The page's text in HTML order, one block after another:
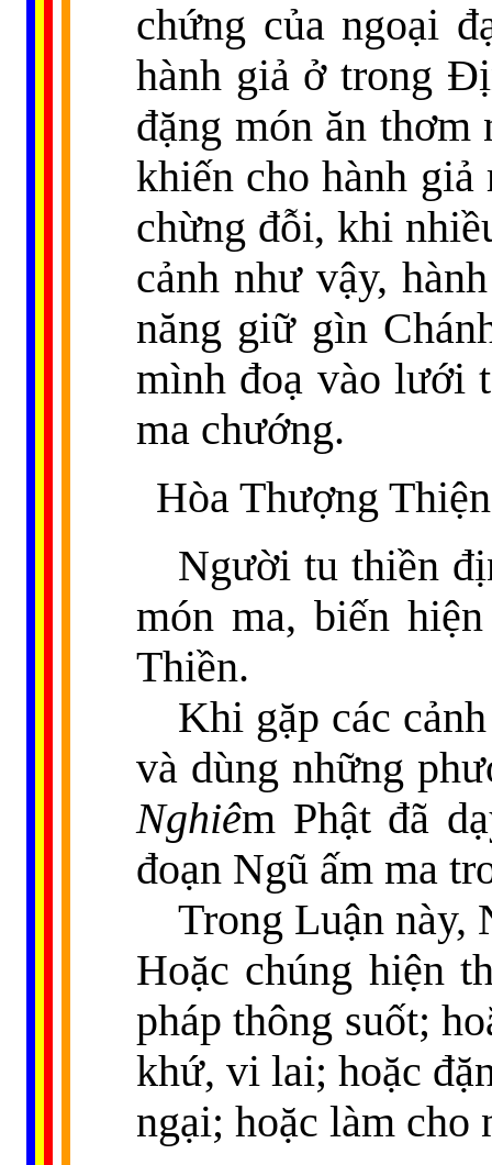
chứng của ngoại
hành giả ở trong
đặng món ăn
khiến cho hành
chừng đỗi, khi
cảnh như vậy,
năng giữ gìn
mình đoạ vào lưới
ma chướng.
Hòa Thượng
Người tu thiền
món ma, biến
Thiền.
Khi gặp các
và dùng những
Nghiêm Phật đã
đoạn Ngũ ấm ma
Trong Luận này,
Hoặc chúng hiện
pháp thông suốt;
khứ, vi lai; hoặc
ngại; hoặc làm cho